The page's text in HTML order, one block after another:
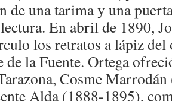
de una tarima y una
En abril de 1890,
los retratos a lápiz
de la Fuente. Ortega
Cosme
Alda (1888-1895),